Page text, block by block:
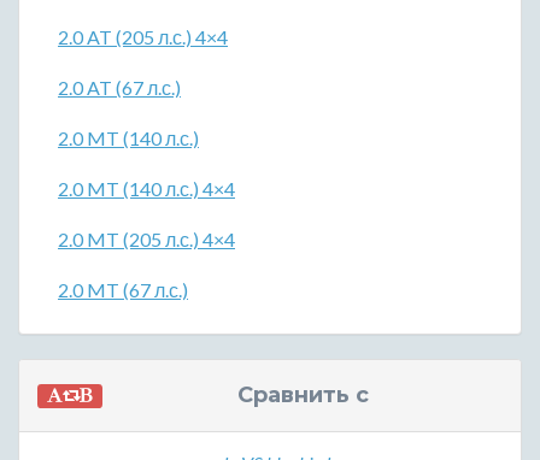
2.0 AT (205 л.с.) 4×4
2.0 AT (67 л.с.)
2.0 MT (140 л.с.)
2.0 MT (140 л.с.) 4×4
2.0 MT (205 л.с.) 4×4
2.0 MT (67 л.с.)
Сравнить с